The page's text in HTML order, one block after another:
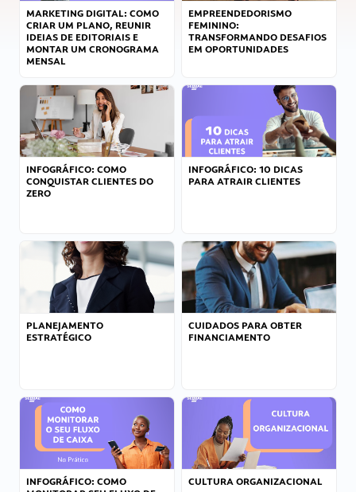
MARKETING DIGITAL: COMO
CRIAR UM PLANO, REUNIR
IDEIAS DE EDITORIAIS E
MONTAR UM CRONOGRAMA
MENSAL
EMPREENDEDORISMO
FEMININO:
TRANSFORMANDO DESAFIOS
EM OPORTUNIDADES
INFOGRÁFICO: COMO
CONQUISTAR CLIENTES DO
ZERO
INFOGRÁFICO: 10 DICAS
PARA ATRAIR CLIENTES
PLANEJAMENTO
ESTRATÉGICO
CUIDADOS PARA OBTER
FINANCIAMENTO
INFOGRÁFICO: COMO
CULTURA ORGANIZACIONAL